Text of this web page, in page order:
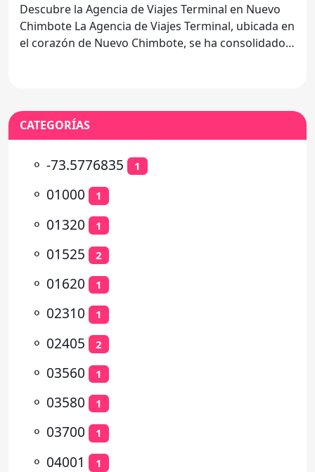
Descubre la Agencia de Viajes Terminal en Nuevo
Chimbote La Agencia de Viajes Terminal, ubicada en
el corazón de Nuevo Chimbote, se ha consolidado
CATEGORÍAS
⚬ -73.5776835 1
⚬ 01000 1
⚬ 01320 1
⚬ 01525 2
⚬ 01620 1
⚬ 02310 1
⚬ 02405 2
⚬ 03560 1
⚬ 03580 1
⚬ 03700 1
⚬ 04001 1